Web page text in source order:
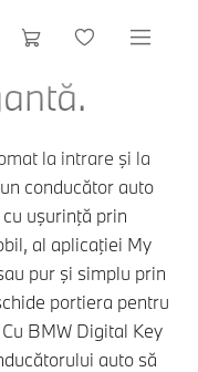
la intrare şi la
conducător auto
uşurinţă prin
al aplicaţiei My
pur şi simplu prin
portiera pentru
BMW Digital Key
auto să